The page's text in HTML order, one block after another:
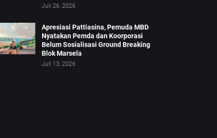
Juli 26, 2026
Apresiasi Pattiasina, Pemuda MBD
Nyatakan Pemda dan Koorporasi
Belum Sosialisasi Ground Breaking
Blok Marsela
Juli 13, 2026